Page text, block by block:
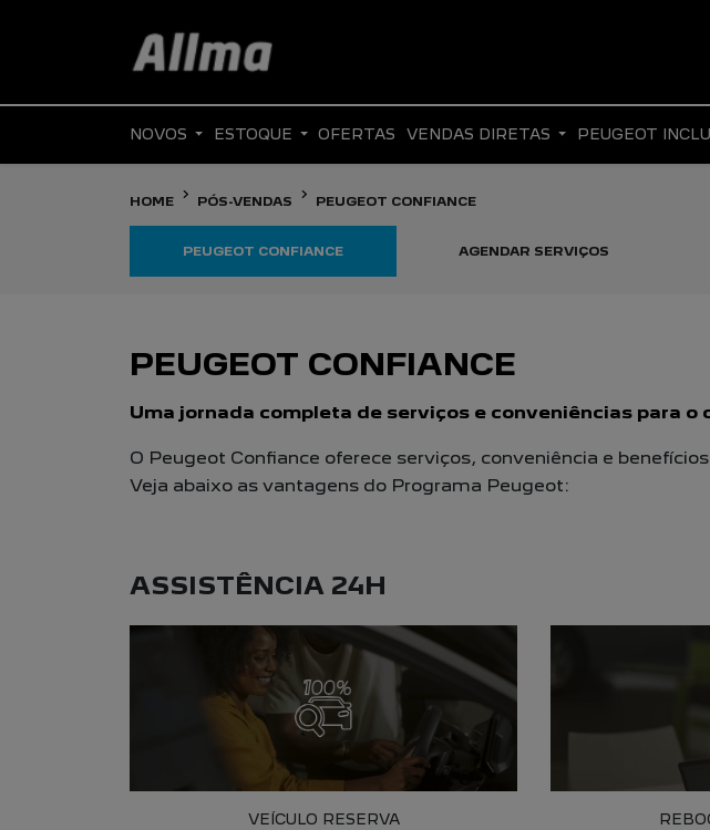
NOVOS ESTOQUE OFERTAS VENDAS DIRETAS PEUGEOT
HOME PÓS-VENDAS PEUGEOT CONFIANCE
PEUGEOT CONFIANCE AGENDAR SERVIÇOS
PEUGEOT CONFIANCE
Uma jornada completa de serviços e conveniências para o
O Peugeot Confiance oferece serviços, conveniência e
Veja abaixo as vantagens do Programa Peugeot:
ASSISTÊNCIA 24H
VEÍCULO RESERVA